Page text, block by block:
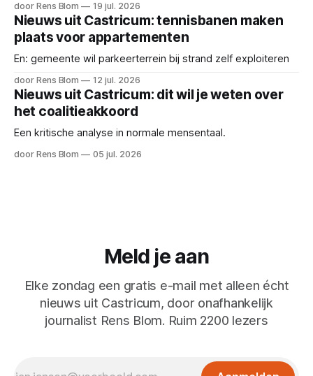
door Rens Blom 19 jul. 2026
Nieuws uit Castricum: tennisbanen maken
plaats voor appartementen
En: gemeente wil parkeerterrein bij strand zelf exploiteren
door Rens Blom 12 jul. 2026
Nieuws uit Castricum: dit wil je weten over
het coalitieakkoord
Een kritische analyse in normale mensentaal.
door Rens Blom 05 jul. 2026
Meld je aan
Elke zondag een gratis e-mail met alleen écht
nieuws uit Castricum, door onafhankelijk
journalist Rens Blom. Ruim 2200 lezers